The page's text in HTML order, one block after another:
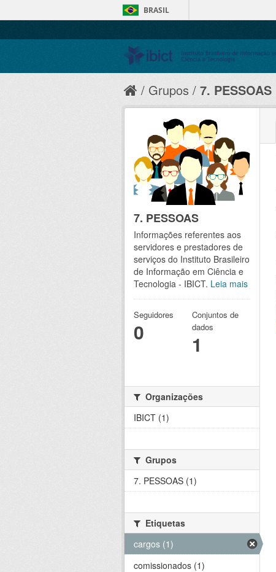
BRASIL
Grupos 7. PESSOAS
7. PESSOAS
Informações referentes aos
servidores e prestadores de
serviços do Instituto Brasileiro
de Informação em Ciência e
Tecnologia - IBICT. Leia mais
Seguidores
0
Conjuntos de
dados
1
Organizações
IBICT (1)
Grupos
7. PESSOAS (1)
Etiquetas
cargos (1)
comissionados (1)